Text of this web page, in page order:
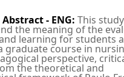
- ENG: This
the meaning of the
learning for students
graduate course in
perspective,
the theoretical and